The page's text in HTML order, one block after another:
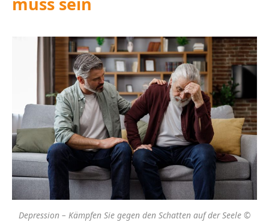
Depression – Kämpfen Sie gegen den Schatten auf der Seele ©